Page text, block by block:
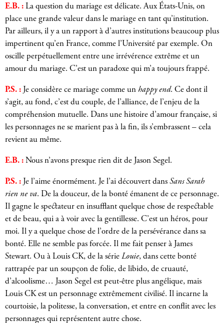
E.B. : La question du mariage est délicate. Aux États-Unis, on
place une grande valeur dans le mariage en tant qu’institution.
Par ailleurs, il y a un rapport à d’autres institutions beaucoup plus
impertinent qu’en France, comme l’Université par exemple. On
oscille perpétuellement entre une irrévérence extrême et un
amour du mariage. C’est un paradoxe qui m’a toujours frappé.
P.S. : Je considère ce mariage comme un happy end. Ce dont il
s’agit, au fond, c’est du couple, de l’alliance, de l’enjeu de la
compréhension mutuelle. Dans une histoire d’amour française, si
les personnages ne se marient pas à la fin, ils s’embrassent – cela
revient au même.
E.B. : Nous n’avons presque rien dit de Jason Segel.
P.S. : Je l’aime énormément. Je l’ai découvert dans Sans Sarah
rien ne va. De la douceur, de la bonté émanent de ce personnage.
Il gagne le spectateur en insufflant quelque chose de respectable
et de beau, qui a à voir avec la gentillesse. C’est un héros, pour
moi. Il y a quelque chose de l’ordre de la persévérance dans sa
bonté. Elle ne semble pas forcée. Il me fait penser à James
Stewart. Ou à Louis CK, de la série Louie, dans cette bonté
rattrapée par un soupçon de folie, de libido, de cruauté,
d’alcoolisme… Jason Segel est peut-être plus angélique, mais
Louis CK est un personnage extrêmement civilisé. Il incarne la
courtoisie, la politesse, la conversation, et entre en conflit avec les
personnages qui représentent autre chose.